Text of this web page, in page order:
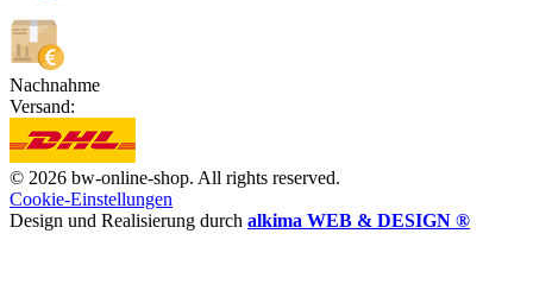
Nachnahme
Versand:
© 2026 bw-online-shop. All rights reserved.
Cookie-Einstellungen
Design und Realisierung durch alkima WEB & DESIGN ®